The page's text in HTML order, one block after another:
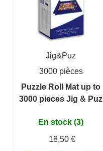
Jig&Puz
3000 pièces
Puzzle Roll Mat up to
3000 pieces Jig & Puz
En stock (3)
18,50 €